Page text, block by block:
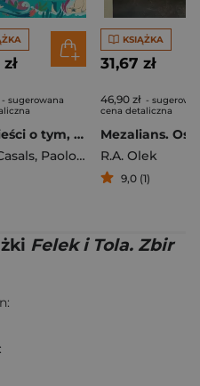
- sugerowana
Opowieści o tym, jak uratować planetę
, Paolo Ferri
KSIĄŻKA
31,67 zł
46,90 zł -
cena detaliczna
R.A. Olek
9,0 (1)
Felek i Tola. Zbir